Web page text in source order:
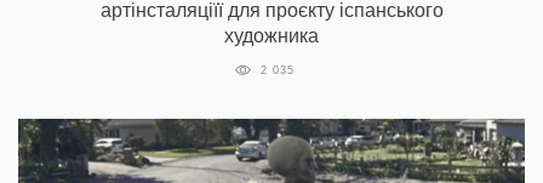
артінсталяціїї для проєкту іспанського
художника
2 035